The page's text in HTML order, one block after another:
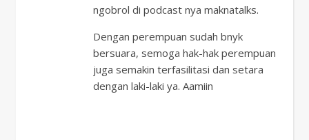
ngobrol di podcast nya maknatalks.
Dengan perempuan sudah bnyk
bersuara, semoga hak-hak perempuan
juga semakin terfasilitasi dan setara
dengan laki-laki ya. Aamiin